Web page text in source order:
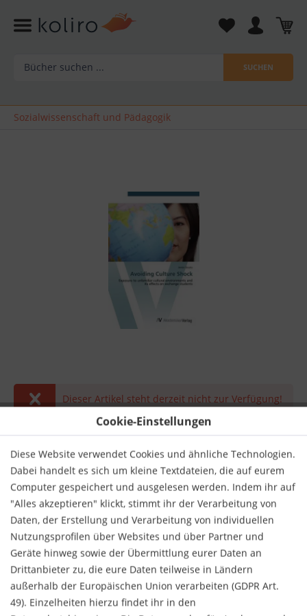
SUCHEN
Sozialwissenschaft und Pädagogik
Cookie-Einstellungen
Diese Website verwendet Cookies und ähnliche Technologien.
Dabei handelt es sich um kleine Textdateien, die auf eurem
Computer gespeichert und ausgelesen werden. Indem ihr auf
"Alles akzeptieren" klickt, stimmt ihr der Verarbeitung von
Daten, der Erstellung und Verarbeitung von individuellen
Nutzungsprofilen über Websites und über Partner und
Geräte hinweg sowie der Übermittlung eurer Daten an
Drittanbieter zu, die eure Daten teilweise in Ländern
außerhalb der Europäischen Union verarbeiten (GDPR Art.
49). Einzelheiten hierzu findet ihr in den
Dieser Artikel steht derzeit nicht zur Verfügung!
inkl. MwSt. zzgl. Versandkosten
Derzeit nicht lieferbar.
Merken Bewerten
Verlag:
AV Akademikerverlag